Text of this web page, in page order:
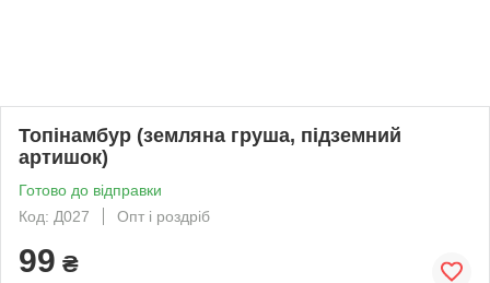
Топінамбур (земляна груша, підземний
артишок)
Готово до відправки
Код: Д027
Опт і роздріб
99 ₴